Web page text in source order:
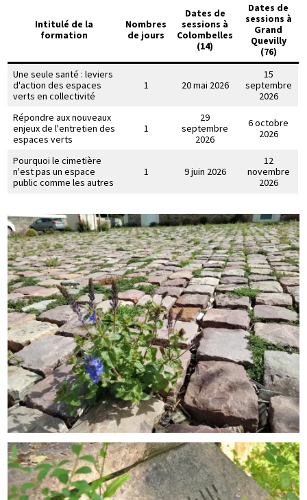
Intitulé de la
formation
Nombres
de jours
Dates de
sessions à
Colombelles
(14)
Dates de
sessions à
Grand
Quevilly
(76)
Une seule santé : leviers
d'action des espaces
verts en collectivité
1 20 mai 2026
15
septembre
2026
Répondre aux nouveaux
enjeux de l'entretien des
espaces verts
1
29
septembre
2026
6 octobre
2026
Pourquoi le cimetière
n'est pas un espace
public comme les autres
1 9 juin 2026
12
novembre
2026